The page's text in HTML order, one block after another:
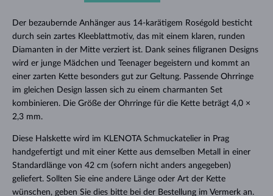
Der bezaubernde Anhänger aus 14-karätigem Roségold besticht
durch sein zartes Kleeblattmotiv, das mit einem klaren, runden
Diamanten in der Mitte verziert ist. Dank seines filigranen Designs
wird er junge Mädchen und Teenager begeistern und kommt an
einer zarten Kette besonders gut zur Geltung. Passende Ohrringe
im gleichen Design lassen sich zu einem charmanten Set
kombinieren. Die Größe der Ohrringe für die Kette beträgt 4,0 ×
2,3 mm.
Diese Halskette wird im KLENOTA Schmuckatelier in Prag
handgefertigt und mit einer Kette aus demselben Metall in einer
Standardlänge von 42 cm (sofern nicht anders angegeben)
geliefert. Sollten Sie eine andere Länge oder Art der Kette
wünschen, geben Sie dies bitte bei der Bestellung im Vermerk an.